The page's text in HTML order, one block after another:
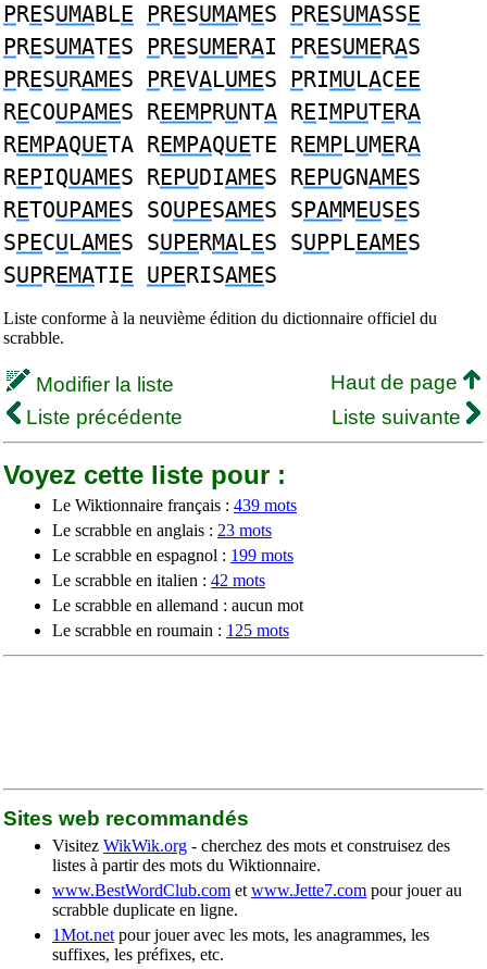
PRESUMABLE PRESUMAMES PRESUMASSE
PRESUMATES PRESUMERAI PRESUMERAS
PRESURAMES PREVALUMES PRIMULACEE
RECOUPAMES REEMPRUNTA REIMPUTERA
REMPAQUETA REMPAQUETE REMPLUMERA
REPIQUAMES REPUDIAMES REPUGNAMES
RETOUPAMES SOUPESAMES SPAMMEUSES
SPECULAMES SUPERMALES SUPPLEAMES
SUPREMATIE UPERISAMES
Liste conforme à la neuvième édition du dictionnaire officiel du
scrabble.
Modifier la liste
Haut de page
Liste précédente
Liste suivante
Voyez cette liste pour :
Le Wiktionnaire français : 439 mots
Le scrabble en anglais : 23 mots
Le scrabble en espagnol : 199 mots
Le scrabble en italien : 42 mots
Le scrabble en allemand : aucun mot
Le scrabble en roumain : 125 mots
Sites web recommandés
Visitez WikWik.org - cherchez des mots et construisez des
listes à partir des mots du Wiktionnaire.
www.BestWordClub.com et www.Jette7.com pour jouer au
scrabble duplicate en ligne.
1Mot.net pour jouer avec les mots, les anagrammes, les
suffixes, les préfixes, etc.